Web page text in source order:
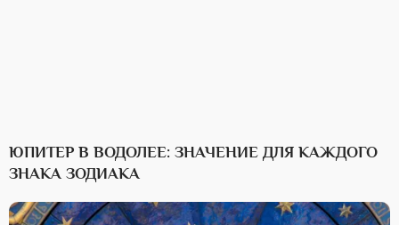
ЮПИТЕР В ВОДОЛЕЕ: ЗНАЧЕНИЕ ДЛЯ КАЖДОГО
ЗНАКА ЗОДИАКА